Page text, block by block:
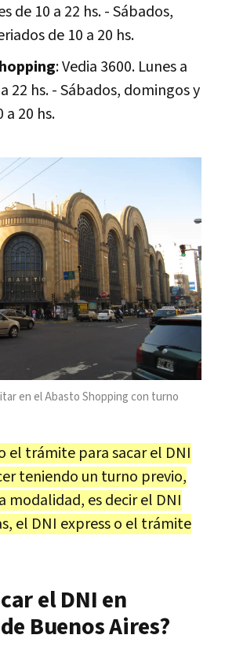
de 10 a 22 hs. - Sábados,
de 10 a 20 hs.
: Vedia 3600. Lunes a
22 hs. - Sábados, domingos y
a 20 hs.
en el Abasto Shopping con turno
el trámite para sacar el DNI
teniendo un turno previo,
modalidad, es decir el DNI
el DNI express o el trámite
el DNI en
Buenos Aires?